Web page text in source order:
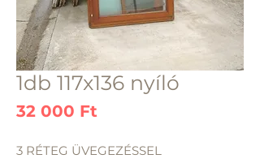
1db 117x136 nyíló
32 000 Ft
3 RÉTEG ÜVEGEZÉSSEL